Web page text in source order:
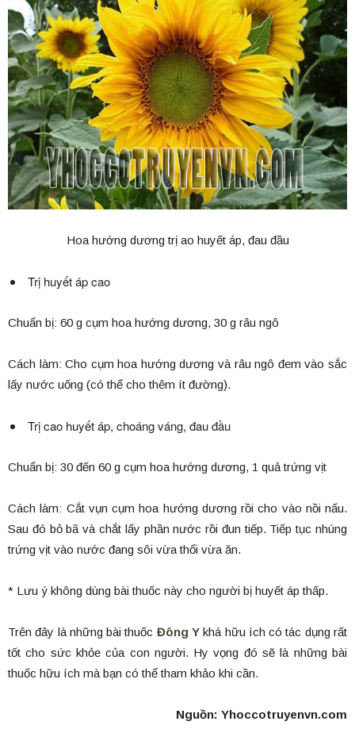
Hoa hướng dương trị ao huyết áp, đau đầu
Trị huyết áp cao
Chuẩn bị: 60 g cụm hoa hướng dương, 30 g râu ngô
Cách làm: Cho cụm hoa hướng dương và râu ngô đem vào sắc
lấy nước uống (có thể cho thêm ít đường).
Trị cao huyết áp, choáng váng, đau đầu
Chuẩn bị: 30 đến 60 g cụm hoa hướng dương, 1 quả trứng vịt
Cách làm: Cắt vụn cụm hoa hướng dương rồi cho vào nồi nấu.
Sau đó bỏ bã và chắt lấy phần nước rồi đun tiếp. Tiếp tục nhúng
trứng vịt vào nước đang sôi vừa thổi vừa ăn.
* Lưu ý không dùng bài thuốc này cho người bị huyết áp thấp.
Trên đây là những bài thuốc Đông Y khá hữu ích có tác dụng rất
tốt cho sức khỏe của con người. Hy vọng đó sẽ là những bài
thuốc hữu ích mà bạn có thể tham khảo khi cần.
Nguồn: Yhoccotruyenvn.com